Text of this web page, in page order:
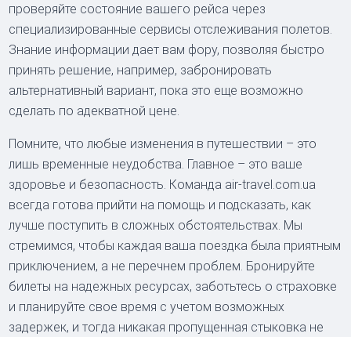
проверяйте состояние вашего рейса через
специализированные сервисы отслеживания полетов.
Знание информации дает вам фору, позволяя быстро
принять решение, например, забронировать
альтернативный вариант, пока это еще возможно
сделать по адекватной цене.
Помните, что любые изменения в путешествии – это
лишь временные неудобства. Главное – это ваше
здоровье и безопасность. Команда air-travel.com.ua
всегда готова прийти на помощь и подсказать, как
лучше поступить в сложных обстоятельствах. Мы
стремимся, чтобы каждая ваша поездка была приятным
приключением, а не перечнем проблем. Бронируйте
билеты на надежных ресурсах, заботьтесь о страховке
и планируйте свое время с учетом возможных
задержек, и тогда никакая пропущенная стыковка не